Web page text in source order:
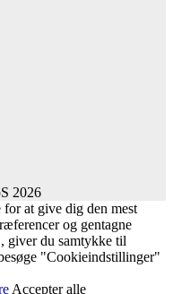
2026
at give dig den mest
og gentagne
giver du samtykke til
"Cookieindstillinger"
Accepter alle